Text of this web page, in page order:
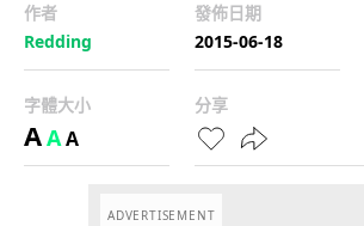
作者
Redding
發佈日期
2015-06-18
字體大小
AAA
分享
ADVERTISEMENT